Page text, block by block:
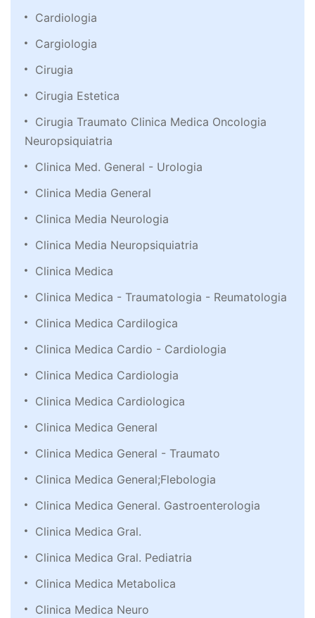
Cardiologia
Cargiologia
Cirugia
Cirugia Estetica
Cirugia Traumato Clinica Medica Oncologia
Neuropsiquiatria
Clinica Med. General - Urologia
Clinica Media General
Clinica Media Neurologia
Clinica Media Neuropsiquiatria
Clinica Medica
Clinica Medica - Traumatologia - Reumatologia
Clinica Medica Cardilogica
Clinica Medica Cardio - Cardiologia
Clinica Medica Cardiologia
Clinica Medica Cardiologica
Clinica Medica General
Clinica Medica General - Traumato
Clinica Medica General;Flebologia
Clinica Medica General. Gastroenterologia
Clinica Medica Gral.
Clinica Medica Gral. Pediatria
Clinica Medica Metabolica
Clinica Medica Neuro